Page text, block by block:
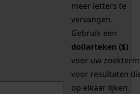
meer letters te
vervangen.
Gebruik een
dollarteken ($)
voor uw zoekterm
voor resultaten
op elkaar lijken.